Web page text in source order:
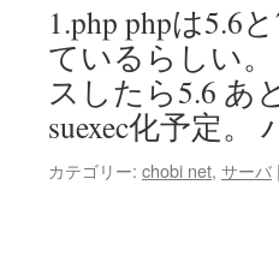
1.php phpは5.6
ているらしい
スしたら5.6 あ
suexec化予定
カテゴリー: chobi net, サーバ |